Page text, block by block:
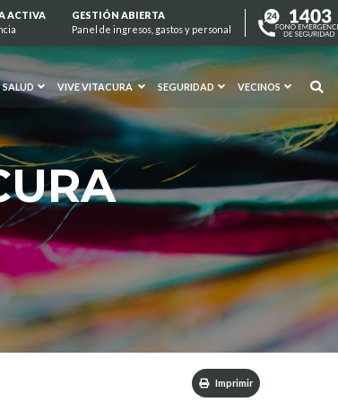
ACTIVA
GESTIÓN ABIERTA
Panel de ingresos, gastos y personal
SALUD VIVE VITACURA SEGURIDAD VECINOS
Imprimir